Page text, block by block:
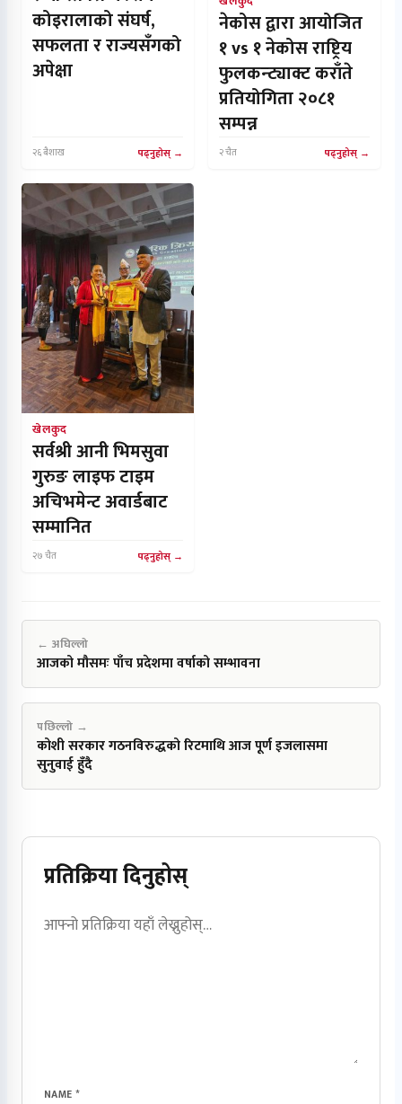
कोइरालाको संघर्ष,
सफलता र राज्यसँगको
अपेक्षा
२६ बैशाख पढ्नुहोस्
नेकोस द्वारा आयोजित
१ vs १ नेकोस राष्ट्रिय
फुलकन्ट्याक्ट कराँते
प्रतियोगिता २०८१
सम्पन्न
२ चैत पढ्नुहोस्
खेलकुद
सर्वश्री आनी भिमसुवा
गुरुङ लाइफ टाइम
अचिभमेन्ट अवार्डबाट
सम्मानित
२७ चैत पढ्नुहोस्
← अघिल्लो
आजको मौसमः पाँच प्रदेशमा वर्षाको सम्भावना
पछिल्लो →
कोशी सरकार गठनविरुद्धको रिटमाथि आज पूर्ण इजलासमा
सुनुवाई हुँदै
प्रतिक्रिया दिनुहोस्
NAME *